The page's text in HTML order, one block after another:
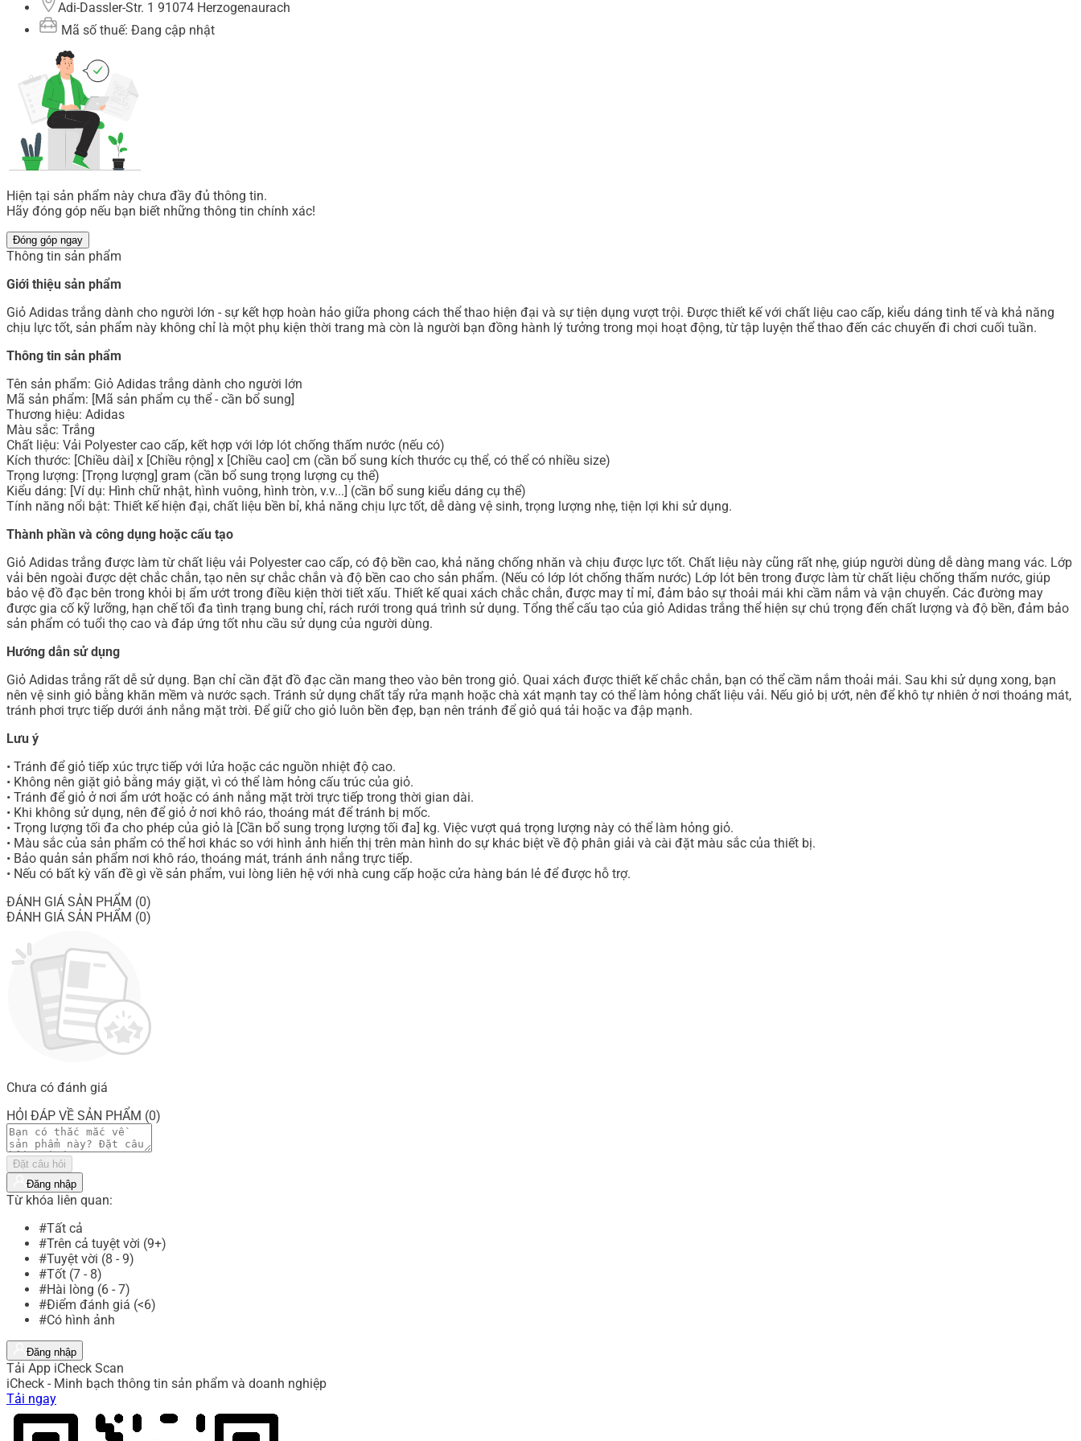
Adi-Dassler-Str. 1 91074 Herzogenaurach
Mã số thuế: Đang cập nhật
Hiện tại sản phẩm này chưa đầy đủ thông tin.
Hãy đóng góp nếu bạn biết những thông tin chính xác!
Đóng góp ngay
Thông tin sản phẩm
Giới thiệu sản phẩm
Giỏ Adidas trắng dành cho người lớn - sự kết hợp hoàn hảo giữa phong cách thể thao hiện đại và sự tiện dụng vượt trội. Được thiết kế với chất liệu cao cấp, kiểu dáng tinh tế và khả năng
chịu lực tốt, sản phẩm này không chỉ là một phụ kiện thời trang mà còn là người bạn đồng hành lý tưởng trong mọi hoạt động, từ tập luyện thể thao đến các chuyến đi chơi cuối tuần.
Thông tin sản phẩm
Tên sản phẩm: Giỏ Adidas trắng dành cho người lớn
Mã sản phẩm: [Mã sản phẩm cụ thể - cần bổ sung]
Thương hiệu: Adidas
Màu sắc: Trắng
Chất liệu: Vải Polyester cao cấp, kết hợp với lớp lót chống thấm nước (nếu có)
Kích thước: [Chiều dài] x [Chiều rộng] x [Chiều cao] cm (cần bổ sung kích thước cụ thể, có thể có nhiều size)
Trọng lượng: [Trọng lượng] gram (cần bổ sung trọng lượng cụ thể)
Kiểu dáng: [Ví dụ: Hình chữ nhật, hình vuông, hình tròn, v.v...] (cần bổ sung kiểu dáng cụ thể)
Tính năng nổi bật: Thiết kế hiện đại, chất liệu bền bỉ, khả năng chịu lực tốt, dễ dàng vệ sinh, trọng lượng nhẹ, tiện lợi khi sử dụng.
Thành phần và công dụng hoặc cấu tạo
Giỏ Adidas trắng được làm từ chất liệu vải Polyester cao cấp, có độ bền cao, khả năng chống nhăn và chịu được lực tốt. Chất liệu này cũng rất nhẹ, giúp người dùng dễ dàng mang vác. Lớp
vải bên ngoài được dệt chắc chắn, tạo nên sự chắc chắn và độ bền cao cho sản phẩm. (Nếu có lớp lót chống thấm nước) Lớp lót bên trong được làm từ chất liệu chống thấm nước, giúp
bảo vệ đồ đạc bên trong khỏi bị ẩm ướt trong điều kiện thời tiết xấu. Thiết kế quai xách chắc chắn, được may tỉ mỉ, đảm bảo sự thoải mái khi cầm nắm và vận chuyển. Các đường may
được gia cố kỹ lưỡng, hạn chế tối đa tình trạng bung chỉ, rách rưới trong quá trình sử dụng. Tổng thể cấu tạo của giỏ Adidas trắng thể hiện sự chú trọng đến chất lượng và độ bền, đảm bảo
sản phẩm có tuổi thọ cao và đáp ứng tốt nhu cầu sử dụng của người dùng.
Hướng dẫn sử dụng
Giỏ Adidas trắng rất dễ sử dụng. Bạn chỉ cần đặt đồ đạc cần mang theo vào bên trong giỏ. Quai xách được thiết kế chắc chắn, bạn có thể cầm nắm thoải mái. Sau khi sử dụng xong, bạn
nên vệ sinh giỏ bằng khăn mềm và nước sạch. Tránh sử dụng chất tẩy rửa mạnh hoặc chà xát mạnh tay có thể làm hỏng chất liệu vải. Nếu giỏ bị ướt, nên để khô tự nhiên ở nơi thoáng mát,
tránh phơi trực tiếp dưới ánh nắng mặt trời. Để giữ cho giỏ luôn bền đẹp, bạn nên tránh để giỏ quá tải hoặc va đập mạnh.
Lưu ý
• Tránh để giỏ tiếp xúc trực tiếp với lửa hoặc các nguồn nhiệt độ cao.
• Không nên giặt giỏ bằng máy giặt, vì có thể làm hỏng cấu trúc của giỏ.
• Tránh để giỏ ở nơi ẩm ướt hoặc có ánh nắng mặt trời trực tiếp trong thời gian dài.
• Khi không sử dụng, nên để giỏ ở nơi khô ráo, thoáng mát để tránh bị mốc.
• Trọng lượng tối đa cho phép của giỏ là [Cần bổ sung trọng lượng tối đa] kg. Việc vượt quá trọng lượng này có thể làm hỏng giỏ.
• Màu sắc của sản phẩm có thể hơi khác so với hình ảnh hiển thị trên màn hình do sự khác biệt về độ phân giải và cài đặt màu sắc của thiết bị.
• Bảo quản sản phẩm nơi khô ráo, thoáng mát, tránh ánh nắng trực tiếp.
• Nếu có bất kỳ vấn đề gì về sản phẩm, vui lòng liên hệ với nhà cung cấp hoặc cửa hàng bán lẻ để được hỗ trợ.
ĐÁNH GIÁ SẢN PHẨM (0)
ĐÁNH GIÁ SẢN PHẨM (0)
Chưa có đánh giá
HỎI ĐÁP VỀ SẢN PHẨM (0)
Đặt câu hỏi
Đăng nhập
Từ khóa liên quan:
#Tất cả
#Trên cả tuyệt vời (9+)
#Tuyệt vời (8 - 9)
#Tốt (7 - 8)
#Hài lòng (6 - 7)
#Điểm đánh giá (<6)
#Có hình ảnh
Đăng nhập
Tải App iCheck Scan
iCheck - Minh bạch thông tin sản phẩm và doanh nghiệp
Tải ngay